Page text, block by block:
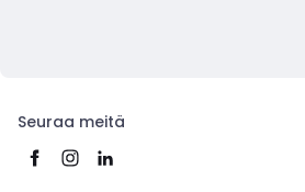
Seuraa meitä